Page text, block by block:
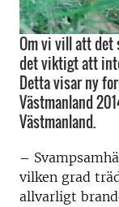
Om vi vill att det
det viktigt att
Detta visar ny
Västmanland
Västmanland.
–
vilken grad
allvarligt